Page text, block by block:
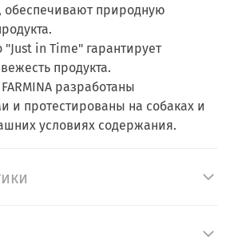
обеспечивают природную
.
in Time" гарантирует
продукта.
разработаны
и протестированы на собаках и
условиях содержания.